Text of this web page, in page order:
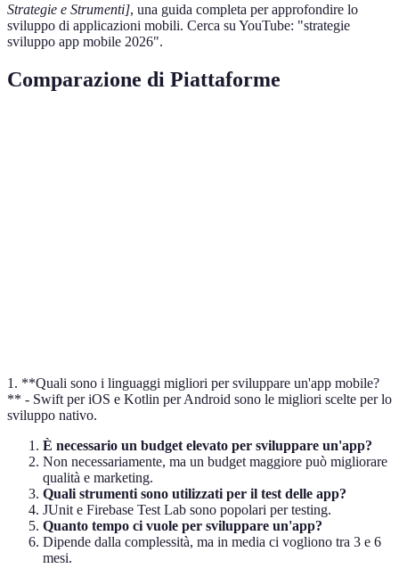
Strategie e Strumenti], una guida completa per approfondire lo
sviluppo di applicazioni mobili. Cerca su YouTube: "strategie
sviluppo app mobile 2026".
Comparazione di Piattaforme
1. **Quali sono i linguaggi migliori per sviluppare un'app mobile?
** - Swift per iOS e Kotlin per Android sono le migliori scelte per lo
sviluppo nativo.
È necessario un budget elevato per sviluppare un'app?
Non necessariamente, ma un budget maggiore può migliorare
qualità e marketing.
Quali strumenti sono utilizzati per il test delle app?
JUnit e Firebase Test Lab sono popolari per testing.
Quanto tempo ci vuole per sviluppare un'app?
Dipende dalla complessità, ma in media ci vogliono tra 3 e 6
mesi.